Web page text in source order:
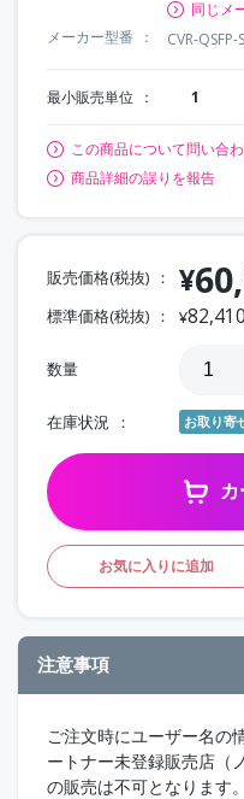
同じメ
メーカー型番
CVR-QSFP-
最小販売単位 1
この商品について問い合
商品詳細の誤りを報告
販売価格(税抜) ¥
標準価格(税抜) ¥82,410
数量
在庫状況 お取り寄
お気に入りに追加
注意事項
ご注文時にユーザー名の
ートナー未登録販売店（
の販売は不可となります。